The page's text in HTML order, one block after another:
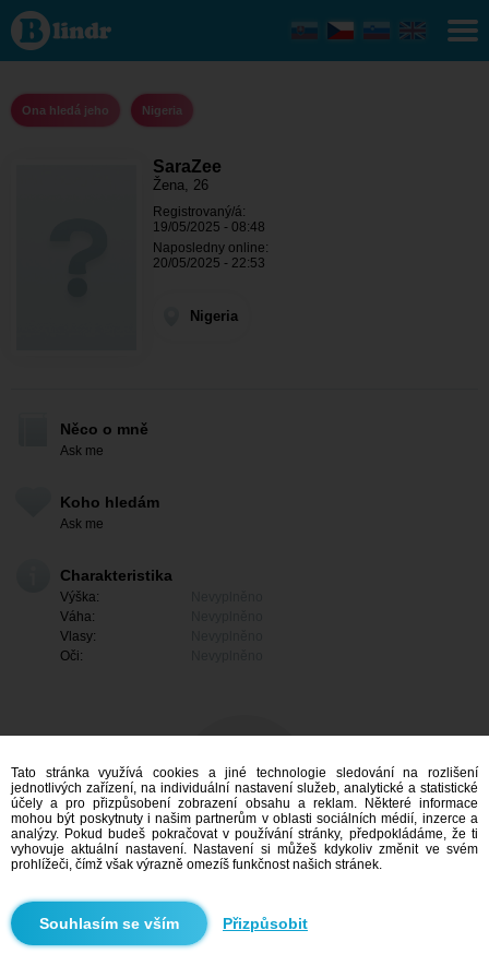
SaraZee
- Ona
hledá
jeho
Ona hledá jeho Nigeria
SaraZee
Žena, 26
Registrovaný/á:
19/05/2025 - 08:48
Naposledny online:
20/05/2025 - 22:53
Nigeria
Něco o mně
Ask me
Koho hledám
Ask me
Charakteristika
Výška:
Váha:
Vlasy:
Oči:
Mám zájem
Vyhledávání
Tato stránka využívá cookies a jiné technologie sledování na rozlišení
jednotlivých zařízení, na individuální nastavení služeb, analytické a statistické
účely a pro přizpůsobení zobrazení obsahu a reklam. Některé informace
mohou být poskytnuty i našim partnerům v oblasti sociálních médií, inzerce a
analýzy. Pokud budeš pokračovat v používání stránky, předpokládáme, že ti
vyhovuje aktuální nastavení. Nastavení si můžeš kdykoliv změnit ve svém
prohlížeči, čímž však výrazně omezíš funkčnost našich stránek.
Přizpůsobit